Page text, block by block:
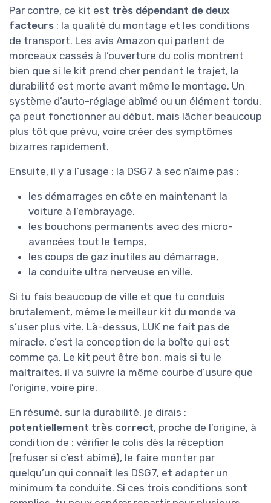
Par contre, ce kit est très dépendant de deux
facteurs : la qualité du montage et les conditions
de transport. Les avis Amazon qui parlent de
morceaux cassés à l’ouverture du colis montrent
bien que si le kit prend cher pendant le trajet, la
durabilité est morte avant même le montage. Un
système d’auto-réglage abîmé ou un élément tordu,
ça peut fonctionner au début, mais lâcher beaucoup
plus tôt que prévu, voire créer des symptômes
bizarres rapidement.
Ensuite, il y a l’usage : la DSG7 à sec n’aime pas :
les démarrages en côte en maintenant la
voiture à l’embrayage,
les bouchons permanents avec des micro-
avancées tout le temps,
les coups de gaz inutiles au démarrage,
la conduite ultra nerveuse en ville.
Si tu fais beaucoup de ville et que tu conduis
brutalement, même le meilleur kit du monde va
s’user plus vite. Là-dessus, LUK ne fait pas de
miracle, c’est la conception de la boîte qui est
comme ça. Le kit peut être bon, mais si tu le
maltraites, il va suivre la même courbe d’usure que
l’origine, voire pire.
En résumé, sur la durabilité, je dirais :
potentiellement très correct, proche de l’origine, à
condition de : vérifier le colis dès la réception
(refuser si c’est abîmé), le faire monter par
quelqu’un qui connaît les DSG7, et adapter un
minimum ta conduite. Si ces trois conditions sont